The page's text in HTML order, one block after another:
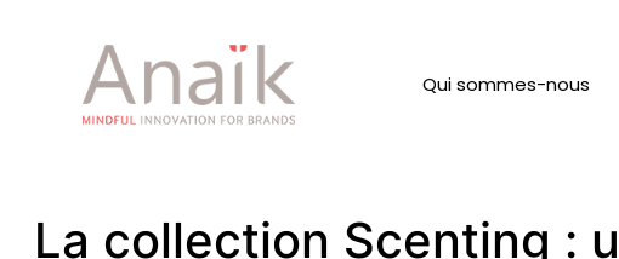
Qui sommes-nous
La collection Scenting :